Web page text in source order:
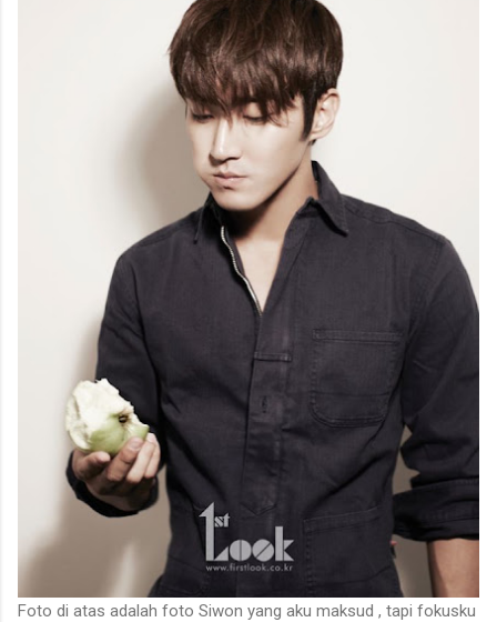
Foto di atas adalah foto Siwon yang aku maksud , tapi fokusku